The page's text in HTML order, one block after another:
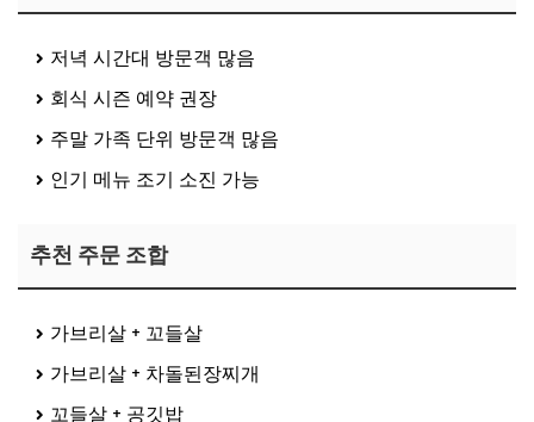
저녁 시간대 방문객 많음
회식 시즌 예약 권장
주말 가족 단위 방문객 많음
인기 메뉴 조기 소진 가능
추천 주문 조합
가브리살 + 꼬들살
가브리살 + 차돌된장찌개
꼬들살 + 공깃밥